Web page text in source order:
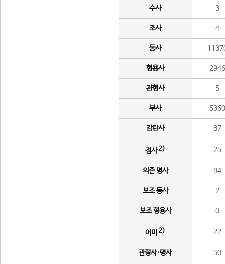
수사 3
조사 4
동사
형용사 2946
관형사 5
부사 5360
감탄사 87
접사2) 25
의존 명사 94
보조 동사 2
보조 형용사 0
어미 2) 22
관형사·명사 50